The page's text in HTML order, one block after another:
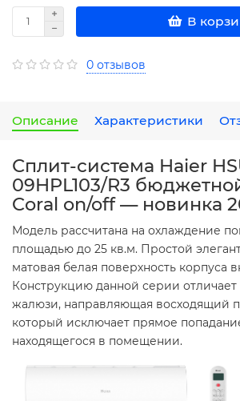
В
0 отзывов
Описание Характеристики
Сплит-система Haier
09HPL103/R3
Coral on/off — новинка
Модель рассчитана на охлаждение
площадью до 25 кв.м. Простой
матовая белая поверхность корпуса
Конструкцию данной серии
жалюзи, направляющая восходящий
который исключает прямое
находящегося в помещении.